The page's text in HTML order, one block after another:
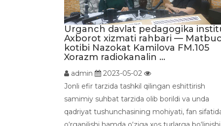
Urganch davlat pedagogika
Axborot xizmati rahbari —
kotibi Nazokat Kamilova FM.105
Xorazm radiokanalin ...
admin
2023-05-02
Jonli efir tarzida tashkil qilingan eshittirish
samimiy suhbat tarzida olib borildi va unda
qadriyat tushunchasining mohiyati, fan